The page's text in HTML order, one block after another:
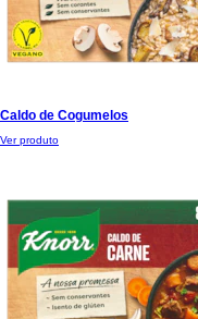
Caldo de Cogumelos
Ver produto